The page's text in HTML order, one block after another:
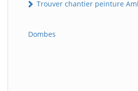
Trouver chantier peinture
Dombes